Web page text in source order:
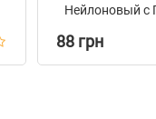
Нейлоновый с
88 грн